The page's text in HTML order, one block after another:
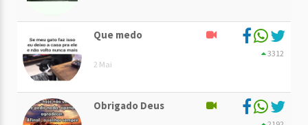
Que medo
2 Mai
3312
Obrigado Deus